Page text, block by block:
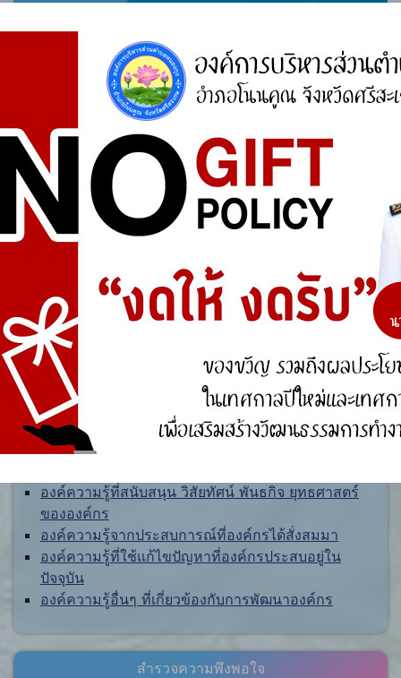
ศูนย์ร้องเรียน
สำนักงานคณะกรรมการป้องกันและปราบปรามการ
ทุจริตแห่งชาติ (ป.ป.ช.)
สำนักงานคณะกรรมการป้องกันและปราบปรามการ
ทุจริตในภาครัฐ
องค์ความรู้ที่สนับสนุน วิสัยทัศน์ พันธกิจ ยุทธศาสตร์
ขององค์กร
องค์ความรู้จากประสบการณ์ที่องค์กรได้สั่งสมมา
องค์ความรู้ที่ใช้แก้ไขปัญหาที่องค์กรประสบอยู่ใน
ปัจจุบัน
องค์ความรู้อื่นๆ ที่เกี่ยวข้องกับการพัฒนาองค์กร
สำรวจความพึงพอใจ